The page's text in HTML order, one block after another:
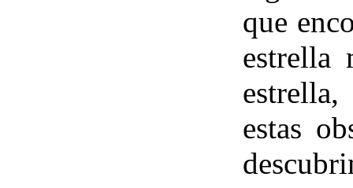
que
estrella
estas